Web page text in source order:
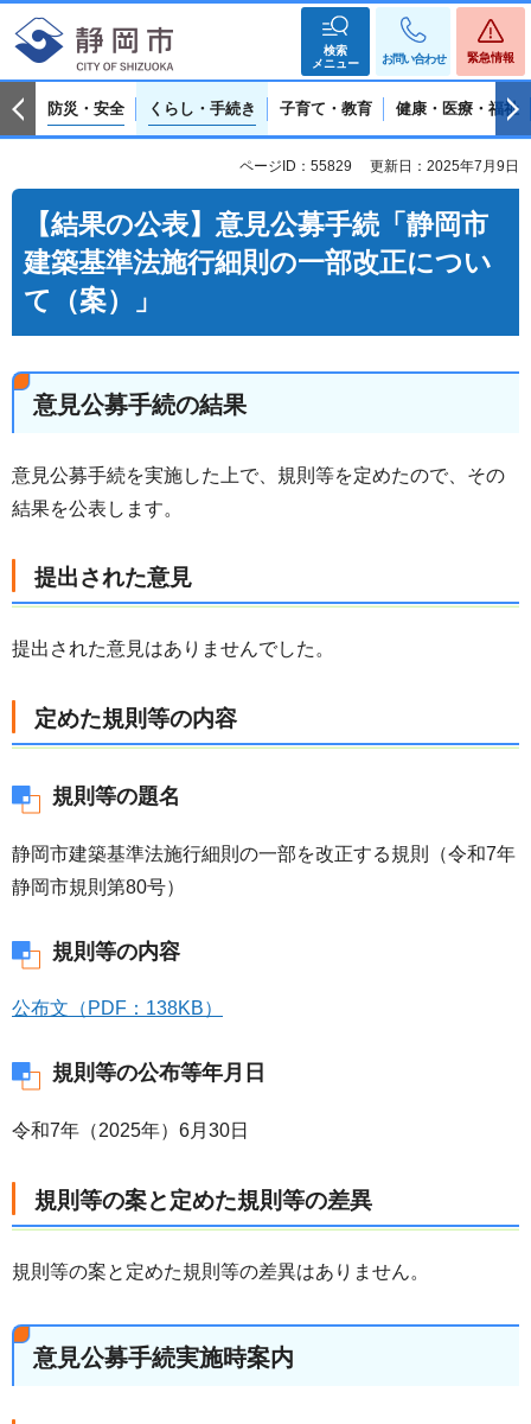
検索
メニュー
お問い合わせ 緊急情報
防災・安全 くらし・手続き 子育て・教育 健康・医療・福祉
ページID：55829 更新日：2025年7月9日
【結果の公表】意見公募手続「静岡市
建築基準法施行細則の一部改正につい
て（案）」
意見公募手続の結果
意見公募手続を実施した上で、規則等を定めたので、その
結果を公表します。
提出された意見
提出された意見はありませんでした。
定めた規則等の内容
規則等の題名
静岡市建築基準法施行細則の一部を改正する規則（令和7年
静岡市規則第80号）
規則等の内容
公布文（PDF：138KB）
規則等の公布等年月日
令和7年（2025年）6月30日
規則等の案と定めた規則等の差異
規則等の案と定めた規則等の差異はありません。
意見公募手続実施時案内